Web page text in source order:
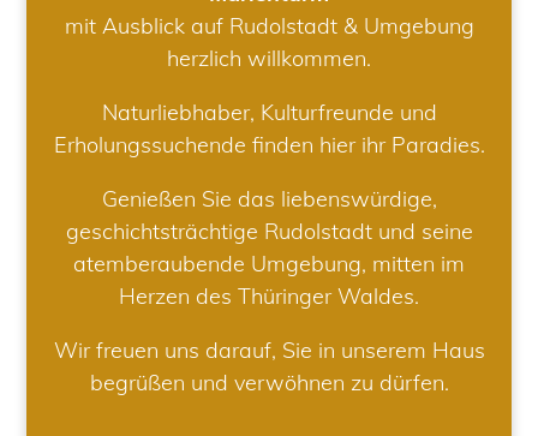
mit Ausblick auf Rudolstadt & Umgebung
herzlich willkommen.
Naturliebhaber, Kulturfreunde und
Erholungssuchende finden hier ihr Paradies.
Genießen Sie das liebenswürdige,
geschichtsträchtige Rudolstadt und seine
atemberaubende Umgebung, mitten im
Herzen des Thüringer Waldes.
Wir freuen uns darauf, Sie in unserem Haus
begrüßen und verwöhnen zu dürfen.